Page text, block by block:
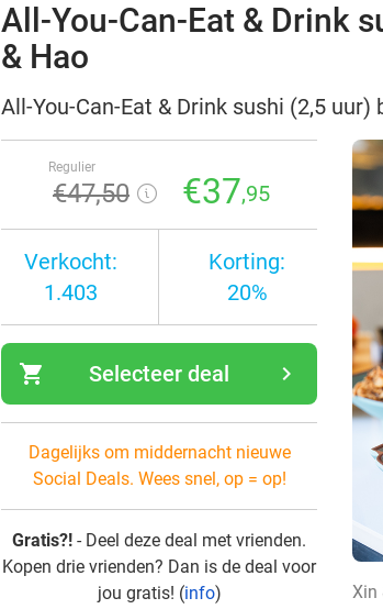
All-You-Can-Eat & Drink
& Hao
All-You-Can-Eat & Drink sushi (2,5
Regulier
€47,50 €37,95
Verkocht:
1.403
Korting:
20%
shopping_cart navigate_next
Selecteer deal
Dagelijks om middernacht nieuwe
Social Deals. Wees snel, op = op!
Gratis?! - Deel deze deal met vrienden.
Kopen drie vrienden? Dan is de deal voor
jou gratis! (info) Xin